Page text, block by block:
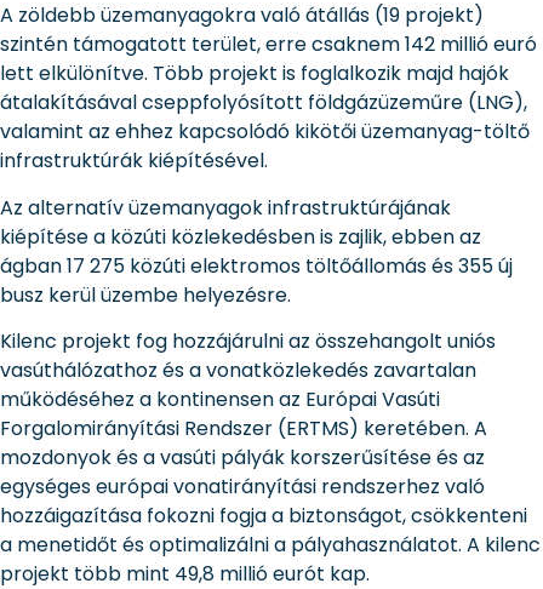
A zöldebb üzemanyagokra való átállás (19 projekt)
szintén támogatott terület, erre csaknem 142 millió euró
lett elkülönítve. Több projekt is foglalkozik majd hajók
átalakításával cseppfolyósított földgázüzeműre (LNG),
valamint az ehhez kapcsolódó kikötői üzemanyag-töltő
infrastruktúrák kiépítésével.
Az alternatív üzemanyagok infrastruktúrájának
kiépítése a közúti közlekedésben is zajlik, ebben az
ágban 17 275 közúti elektromos töltőállomás és 355 új
busz kerül üzembe helyezésre.
Kilenc projekt fog hozzájárulni az összehangolt uniós
vasúthálózathoz és a vonatközlekedés zavartalan
működéséhez a kontinensen az Európai Vasúti
Forgalomirányítási Rendszer (ERTMS) keretében. A
mozdonyok és a vasúti pályák korszerűsítése és az
egységes európai vonatirányítási rendszerhez való
hozzáigazítása fokozni fogja a biztonságot, csökkenteni
a menetidőt és optimalizálni a pályahasználatot. A kilenc
projekt több mint 49,8 millió eurót kap.